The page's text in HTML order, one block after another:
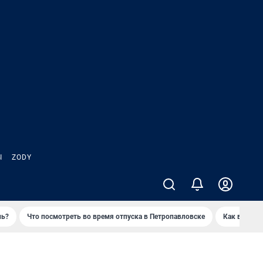
ZODY
Что посмотреть во время отпуска в Петропавловске Как